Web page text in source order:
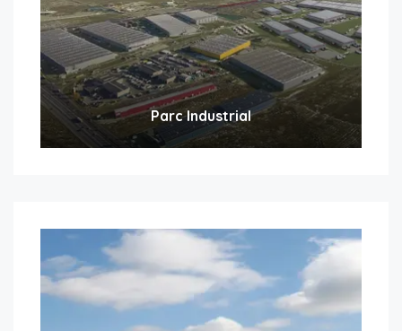
Parc Industrial